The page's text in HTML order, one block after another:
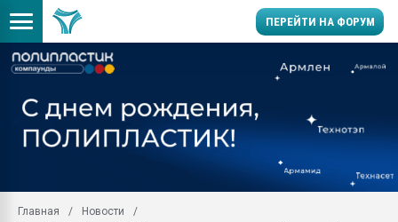
ПЕРЕЙТИ НА ФОРУМ
пластмасс
ситуацией на
Главная
Новости